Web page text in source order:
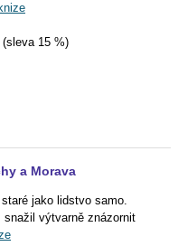
(sleva 15 %)
a Morava
jako lidstvo samo.
snažil výtvarně znázornit